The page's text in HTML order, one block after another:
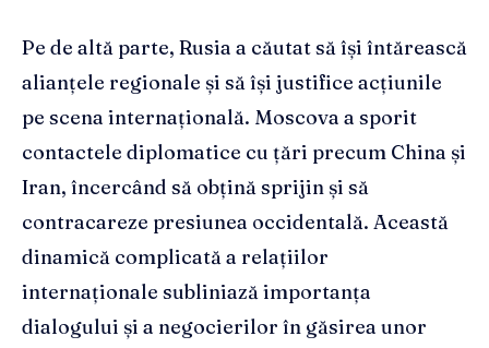
Pe de altă parte, Rusia a căutat să își întărească
alianțele regionale și să își justifice acțiunile
pe scena internațională. Moscova a sporit
contactele diplomatice cu țări precum China și
Iran, încercând să obțină sprijin și să
contracareze presiunea occidentală. Această
dinamică complicată a relațiilor
internaționale subliniază importanța
dialogului și a negocierilor în găsirea unor